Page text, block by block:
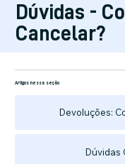
Dúvidas -
Cancelar?
Artigos nessa seção
Devoluções:
Dúvidas